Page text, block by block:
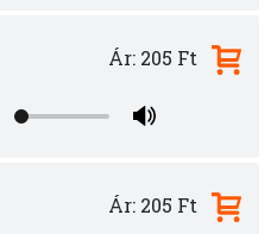
Ár: 205 Ft
Ár: 205 Ft